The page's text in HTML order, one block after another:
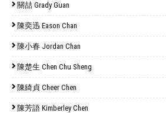
關喆 Grady Guan
陳奕迅 Eason Chan
陳小春 Jordan Chan
陳楚生 Chen Chu Sheng
陳綺貞 Cheer Chen
陳芳語 Kimberley Chen